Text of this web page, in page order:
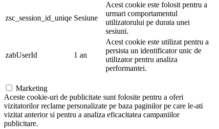
zsc_session_id_uniqe Sesiune
Acest cookie este folosit pentru a
urmari comportamentul
utilizatorului pe durata unei
sesiuni.
zabUserId 1 an
Acest cookie este utilizat pentru a
persista un identificator unic de
utilizator pentru analiza
performantei.
Marketing
Aceste cookie-uri de publicitate sunt folosite pentru a oferi
vizitatorilor reclame personalizate pe baza paginilor pe care le-ati
vizitat anterior si pentru a analiza eficacitatea campaniilor
publicitare.